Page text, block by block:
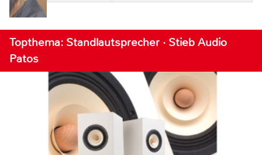
Topthema: Standlautsprecher · Stieb Audio
Patos